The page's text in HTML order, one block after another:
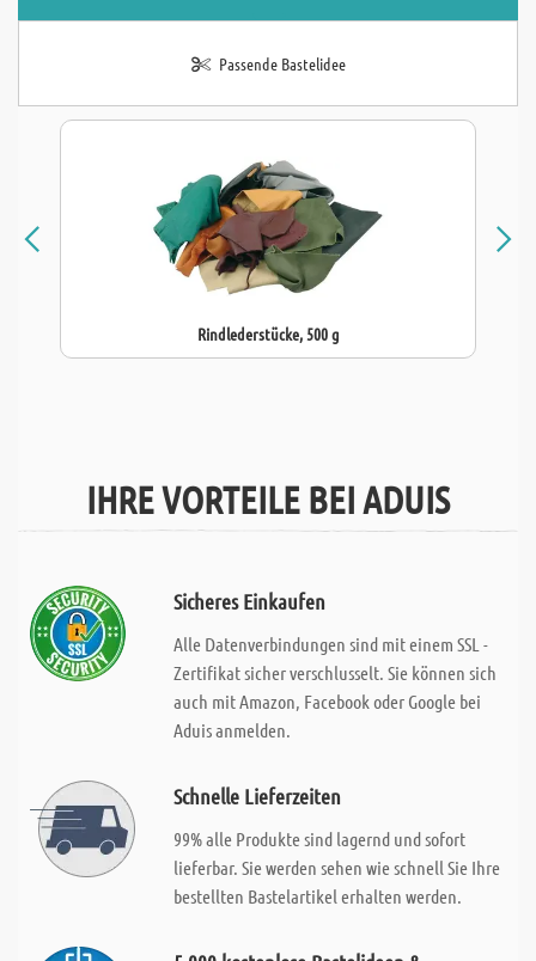
Passende Bastelidee
Rindlederstücke, 500 g
IHRE VORTEILE BEI ADUIS
Sicheres Einkaufen
Alle Datenverbindungen sind mit einem SSL -
Zertifikat sicher verschlusselt. Sie können sich
auch mit Amazon, Facebook oder Google bei
Aduis anmelden.
Schnelle Lieferzeiten
99% alle Produkte sind lagernd und sofort
lieferbar. Sie werden sehen wie schnell Sie Ihre
bestellten Bastelartikel erhalten werden.